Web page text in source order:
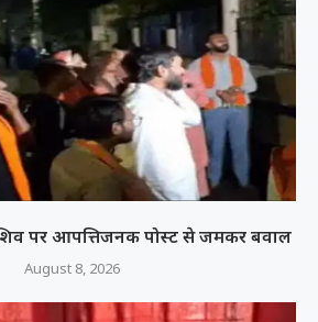
पर आपत्तिजनक पोस्ट से जमकर बवाल
August 8, 2026